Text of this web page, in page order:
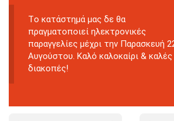
Tο κατάστημά μας δε θα
πραγματοποιεί ηλεκτρονικές
παραγγελίες μέχρι την Παρασκευή
Αυγούστου. Καλό καλοκαίρι & καλές
διακοπές!